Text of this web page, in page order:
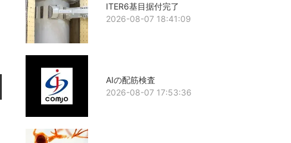
ITER6基目据付完了
2026-08-07 18:41:09
AIの配筋検査
2026-08-07 17:53:36